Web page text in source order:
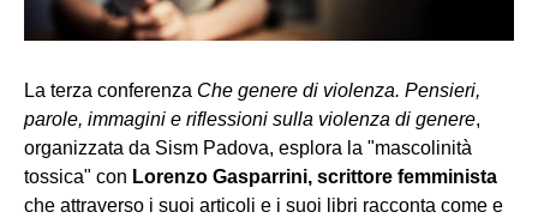
La terza conferenza Che genere di violenza. Pensieri,
parole, immagini e riflessioni sulla violenza di genere,
organizzata da Sism Padova, esplora la "mascolinità
tossica" con Lorenzo Gasparrini, scrittore femminista
che attraverso i suoi articoli e i suoi libri racconta come e